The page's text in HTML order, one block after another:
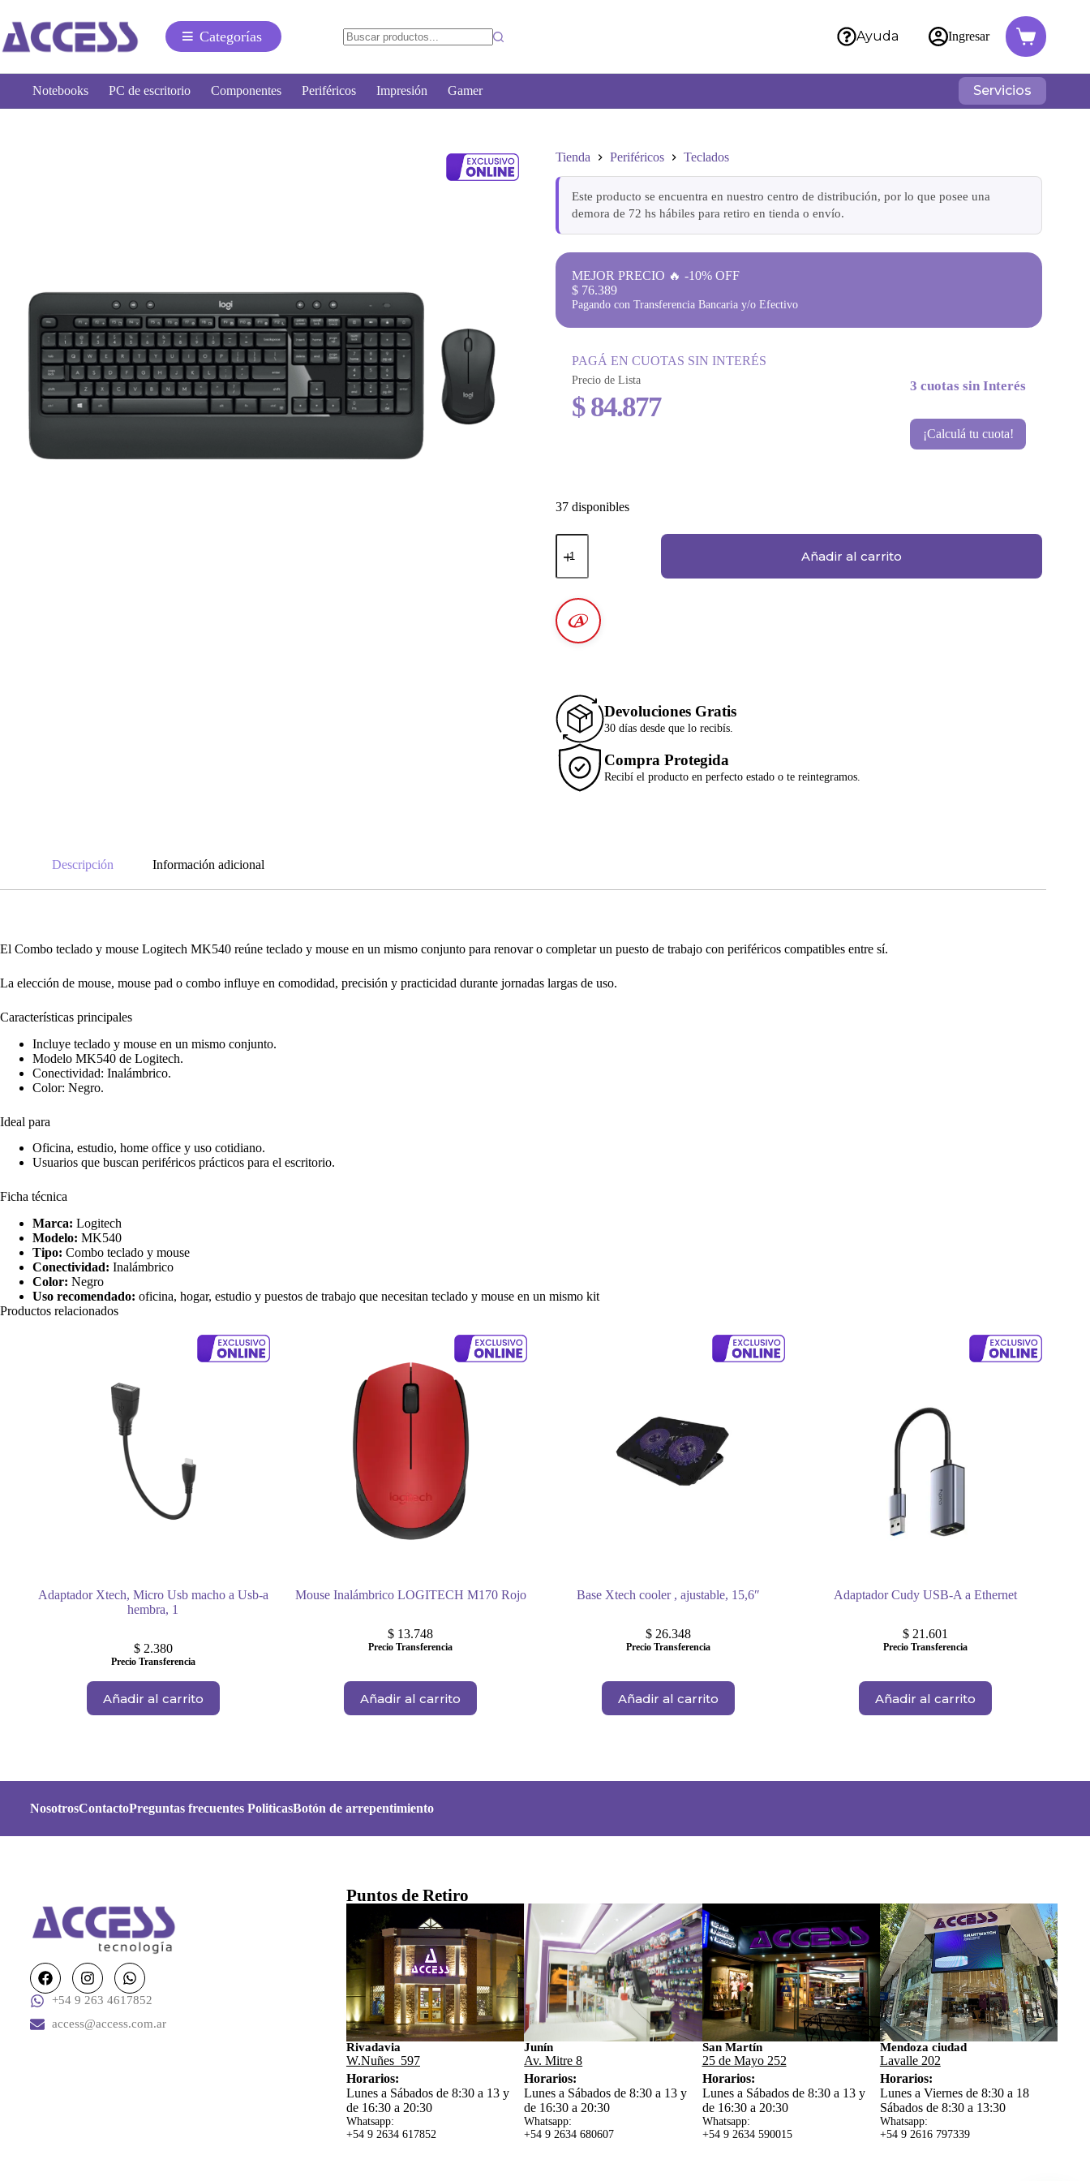
Categorías Ayuda Ingresar
Notebooks PC de escritorio Componentes Periféricos Impresión Gamer Servicios
Tienda Periféricos Teclados
Este producto se encuentra en nuestro centro de distribución, por lo que posee una
demora de 72 hs hábiles para retiro en tienda o envío.
MEJOR PRECIO 🔥 -10% OFF
$ 76.389
Pagando con Transferencia Bancaria y/o Efectivo
PAGÁ EN CUOTAS SIN INTERÉS
Precio de Lista
$84.877
3 cuotas sin Interés
¡Calculá tu cuota!
37 disponibles
Añadir al carrito
Devoluciones Gratis
30 días desde que lo recibís.
Compra Protegida
Recibí el producto en perfecto estado o te reintegramos.
Descripción Información adicional
El Combo teclado y mouse Logitech MK540 reúne teclado y mouse en un mismo conjunto para renovar o completar un puesto de trabajo con periféricos compatibles entre sí.
La elección de mouse, mouse pad o combo influye en comodidad, precisión y practicidad durante jornadas largas de uso.
Características principales
Incluye teclado y mouse en un mismo conjunto.
Modelo MK540 de Logitech.
Conectividad: Inalámbrico.
Color: Negro.
Ideal para
Oficina, estudio, home office y uso cotidiano.
Usuarios que buscan periféricos prácticos para el escritorio.
Ficha técnica
Marca: Logitech
Modelo: MK540
Tipo: Combo teclado y mouse
Conectividad: Inalámbrico
Color: Negro
Uso recomendado: oficina, hogar, estudio y puestos de trabajo que necesitan teclado y mouse en un mismo kit
Productos relacionados
Adaptador Xtech, Micro Usb macho a Usb-a
hembra, 1
$2.380
Precio Transferencia
Añadir al carrito
Mouse Inalámbrico LOGITECH M170 Rojo
$ 13.748
Precio Transferencia
Añadir al carrito
Base Xtech cooler , ajustable, 15,6″
$26.348
Precio Transferencia
Añadir al carrito
Adaptador Cudy USB-A a Ethernet
$ 21.601
Precio Transferencia
Añadir al carrito
NosotrosContactoPreguntas frecuentes PoliticasBotón de arrepentimiento
+54 9 263 4617852
access@access.com.ar
Puntos de Retiro
Rivadavia
W.Nuñes 597
Horarios:
Lunes a Sábados de 8:30 a 13 y
de 16:30 a 20:30
Whatsapp:
+54 9 2634 617852
Junín
Av. Mitre 8
Horarios:
Lunes a Sábados de 8:30 a 13 y
de 16:30 a 20:30
Whatsapp:
+54 9 2634 680607
San Martín
25 de Mayo 252
Horarios:
Lunes a Sábados de 8:30 a 13 y
de 16:30 a 20:30
Whatsapp:
+54 9 2634 590015
Mendoza ciudad
Lavalle 202
Horarios:
Lunes a Viernes de 8:30 a 18
Sábados de 8:30 a 13:30
Whatsapp:
+54 9 2616 797339